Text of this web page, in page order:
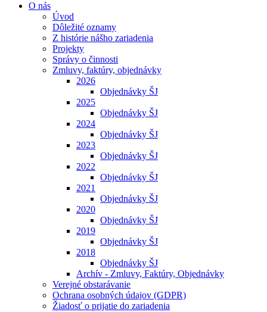
O nás
Úvod
Dôležité oznamy
Z histórie nášho zariadenia
Projekty
Správy o činnosti
Zmluvy, faktúry, objednávky
2026
Objednávky ŠJ
2025
Objednávky ŠJ
2024
Objednávky ŠJ
2023
Objednávky ŠJ
2022
Objednávky ŠJ
2021
Objednávky ŠJ
2020
Objednávky ŠJ
2019
Objednávky ŠJ
2018
Objednávky ŠJ
Archív - Zmluvy, Faktúry, Objednávky
Verejné obstarávanie
Ochrana osobných údajov (GDPR)
Žiadosť o prijatie do zariadenia